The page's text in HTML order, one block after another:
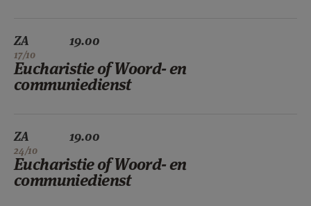
ZA
17/10
19.00
Eucharistie of Woord- en
communiedienst
ZA
24/10
19.00
Eucharistie of Woord- en
communiedienst